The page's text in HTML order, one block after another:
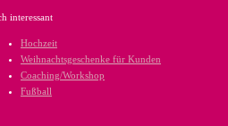
interessant
Hochzeit
Weihnachtsgeschenke für Kunden
Coaching/Workshop
Fußball